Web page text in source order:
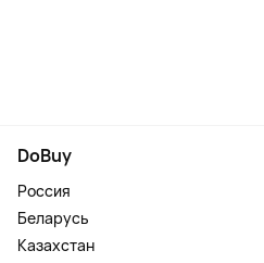
DoBuy
Россия
Беларусь
Казахстан